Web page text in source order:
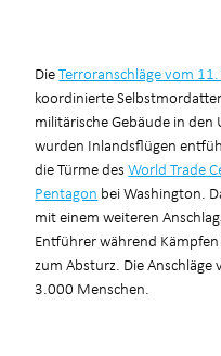
DieTerroranschläge vom
koordinierte
militärische Gebäude in den
wurden Inlandsflügen
die Türme desWorld Trade
Pentagon bei Washington.
mit einem weiteren
Entführer während
zum Absturz. Die
3.000 Menschen.